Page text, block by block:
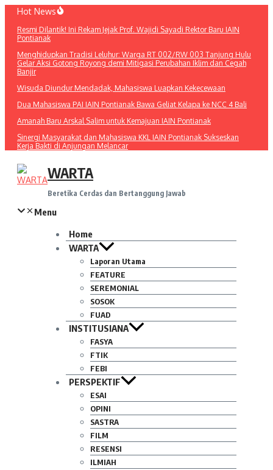
Lewati
konten
Hot News
Resmi Dilantik! Ini Rekam Jejak Prof. Wajidi Sayadi Rektor Baru IAIN
Pontianak
Menghidupkan Tradisi Leluhur: Warga RT 002/RW 003 Tanjung Hulu
Gelar Aksi Gotong Royong demi Mitigasi Perubahan Iklim dan Cegah
Banjir
Wisuda Diundur Mendadak, Mahasiswa Luapkan Kekecewaan
Dua Mahasiswa PAI IAIN Pontianak Bawa Geliat Kelapa ke NCC 4 Bali
Amanah Baru Arskal Salim untuk Kemajuan IAIN Pontianak
Sinergi Masyarakat dan Mahasiswa KKL IAIN Pontianak Sukseskan
Kerja Bakti di Anjungan Melancar
WARTA
Beretika Cerdas dan Bertanggung Jawab
Menu
Home
WARTA
Laporan Utama
FEATURE
SEREMONIAL
SOSOK
FUAD
INSTITUSIANA
FASYA
FTIK
FEBI
PERSPEKTIF
ESAI
OPINI
SASTRA
FILM
RESENSI
ILMIAH